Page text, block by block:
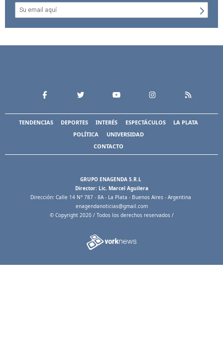
TENDENCIAS DEPORTES INTERÉS ESPECTÁCULOS
LA PLATA
POLÍTICA
UNIVERSIDAD
CONTACTO
GRUPO ENAGENDA S.R.L
Director: Lic. Marcel Aguilera
Dirección: Calle 14 N° 787 - 8A - La Plata - Buenos Aires - Argentina
enagendanoticias@gmail.com
© Copyright 2020 / Todos los derechos reservados /